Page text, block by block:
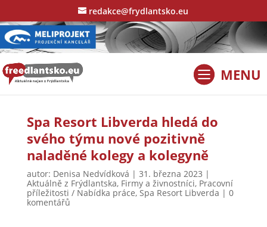
redakce@frydlantsko.eu
Spa Resort Libverda hledá do
svého týmu nové pozitivně
naladěné kolegy a kolegyně
autor: Denisa Nedvídková | 31. března 2023 |
Aktuálně z Frýdlantska, Firmy a živnostníci, Pracovní
příležitosti / Nabídka práce, Spa Resort Libverda | 0
komentářů